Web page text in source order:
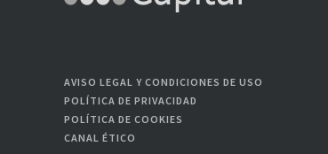
AVISO LEGAL Y CONDICIONES DE USO
POLÍTICA DE PRIVACIDAD
POLÍTICA DE COOKIES
CANAL ÉTICO